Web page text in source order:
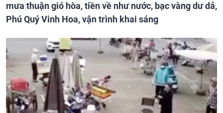
mưa thuận gió hòa, tiền về như nước, bạc vàng dư dả,
Phú Quý Vinh Hoa, vận trình khai sáng